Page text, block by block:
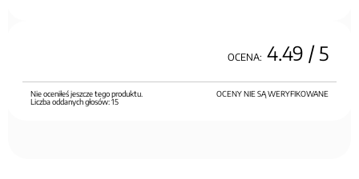
OCENA: 4.49 / 5
OCENY NIE SĄ WERYFIKOWANE
Nie oceniłeś jeszcze tego produktu.
Liczba oddanych głosów:15